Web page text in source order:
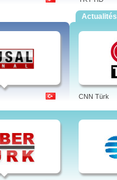
Actualités
CNN Türk